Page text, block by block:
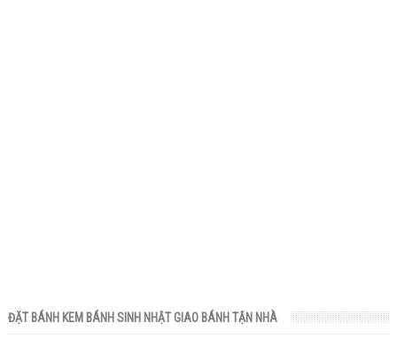
ĐẶT BÁNH KEM BÁNH SINH NHẬT GIAO BÁNH TẬN NHÀ